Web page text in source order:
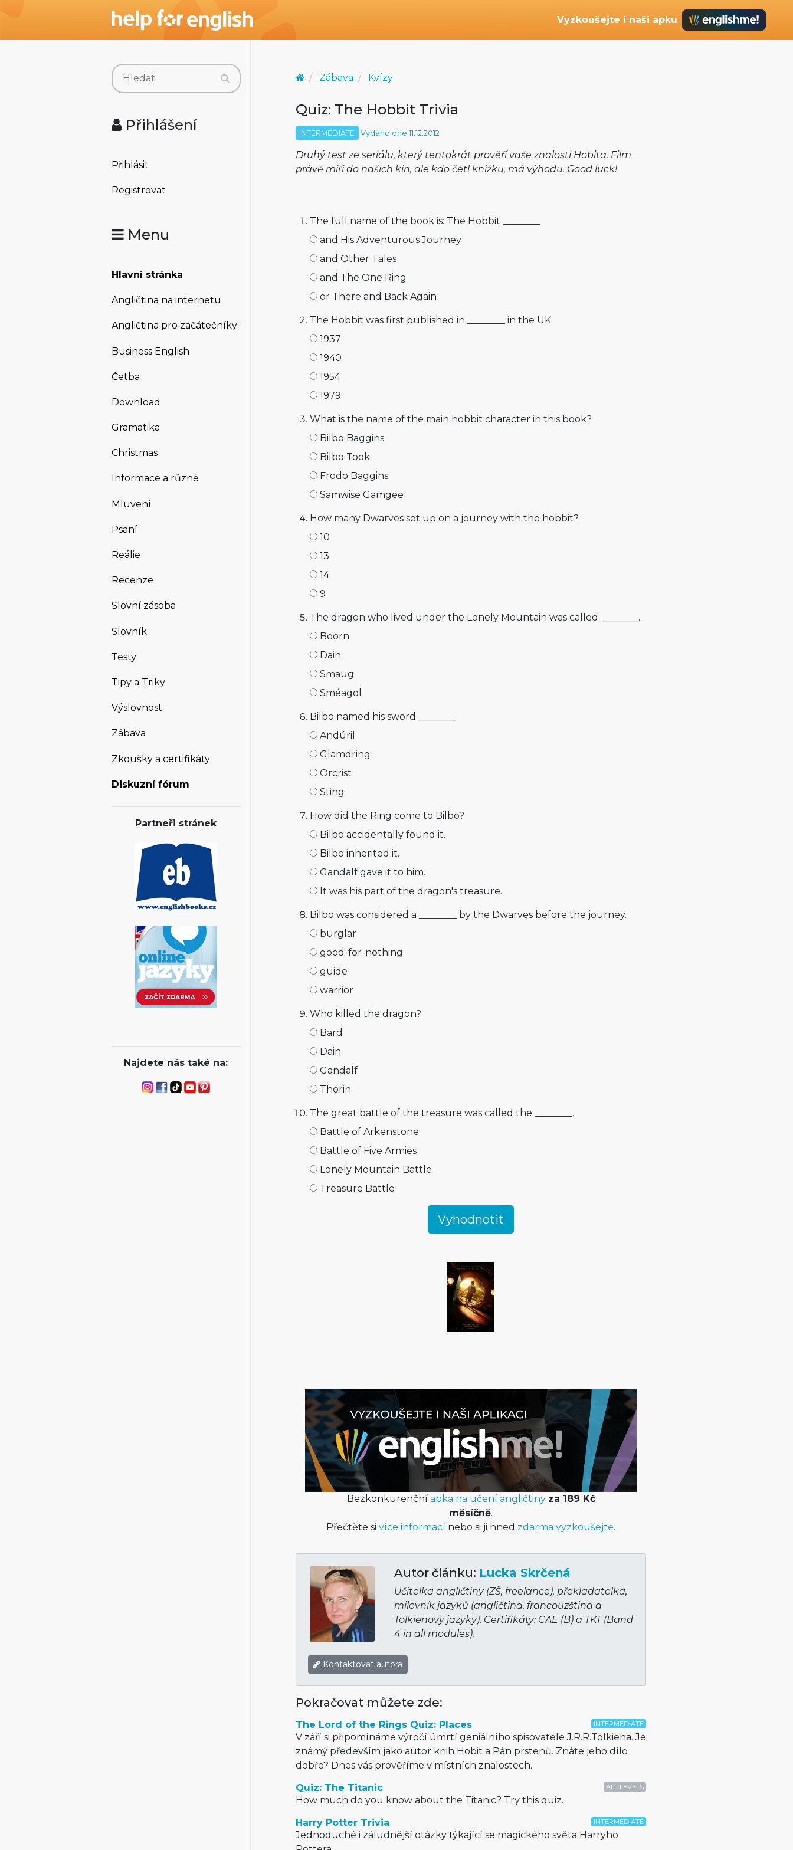
Vyzkoušejte i naši apku
Přihlášení
Přihlásit
Registrovat
Menu
Hlavní stránka
Angličtina na internetu
Angličtina pro začátečníky
Business English
Četba
Download
Gramatika
Christmas
Informace a různé
Mluvení
Psaní
Reálie
Recenze
Slovní zásoba
Slovník
Testy
Tipy a Triky
Výslovnost
Zábava
Zkoušky a certifikáty
Diskuzní fórum
Partneři stránek
Najdete nás také na:
Zábava Kvízy
Quiz: The Hobbit Trivia
INTERMEDIATE Vydáno dne 11.12.2012
Druhý test ze seriálu, který tentokrát prověří vaše znalosti Hobita. Film
právě míří do našich kin, ale kdo četl knížku, má výhodu. Good luck!
The full name of the book is: The Hobbit ________
and His Adventurous Journey
and Other Tales
and The One Ring
or There and Back Again
The Hobbit was first published in ________ in the UK.
1937
1940
1954
1979
What is the name of the main hobbit character in this book?
Bilbo Baggins
Bilbo Took
Frodo Baggins
Samwise Gamgee
How many Dwarves set up on a journey with the hobbit?
10
13
14
9
The dragon who lived under the Lonely Mountain was called ________.
Beorn
Dain
Smaug
Sméagol
Bilbo named his sword ________.
Andúril
Glamdring
Orcrist
Sting
How did the Ring come to Bilbo?
Bilbo accidentally found it.
Bilbo inherited it.
Gandalf gave it to him.
It was his part of the dragon's treasure.
Bilbo was considered a ________ by the Dwarves before the journey.
burglar
good-for-nothing
guide
warrior
Who killed the dragon?
Bard
Dain
Gandalf
Thorin
The great battle of the treasure was called the ________.
Battle of Arkenstone
Battle of Five Armies
Lonely Mountain Battle
Treasure Battle
Bezkonkurenční apka na učení angličtiny za 189 Kč
měsíčně.
Přečtěte sivíce informací nebo si ji hned zdarma vyzkoušejte.
Autor článku: Lucka Skrčená
Učitelka angličtiny (ZŠ, freelance), překladatelka,
milovník jazyků (angličtina, francouzština a
Tolkienovy jazyky). Certifikáty: CAE (B) a TKT (Band
4 in all modules).
Kontaktovat autora
Pokračovat můžete zde:
INTERMEDIATE
The Lord of the Rings Quiz: Places
V září si připomínáme výročí úmrtí geniálního spisovatele J.R.R.Tolkiena. Je
známý především jako autor knih Hobit a Pán prstenů. Znáte jeho dílo
dobře? Dnes vás prověříme v místních znalostech.
ALL LEVELS
Quiz: The Titanic
How much do you know about the Titanic? Try this quiz.
INTERMEDIATE
Harry Potter Trivia
Jednoduché i záludnější otázky týkající se magického světa Harryho